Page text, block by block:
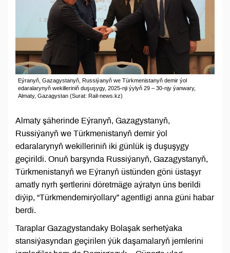
Eýranyň, Gazagystanyň, Russiýanyň we Türkmenistanyň demir ýol
edaralarynyň wekilleriniň duşuşygy, 2025-nji ýylyň 29 – 30-njy ýanwary,
Almaty, Gazagystan (Surat: Rail-news.kz)
Almaty şäherinde Eýranyň, Gazagystanyň,
Russiýanyň we Türkmenistanyň demir ýol
edaralarynyň wekilleriniň iki günlük iş duşuşygy
geçirildi. Onuň barşynda Russiýanyň, Gazagystanyň,
Türkmenistanyň we Eýranyň üstünden göni üstaşyr
amatly nyrh şertlerini döretmäge aýratyn üns berildi
diýip, “Türkmendemirýollary” agentligi anna güni habar
berdi.
Taraplar Gazagystandaky Bolaşak serhetýaka
stansiýasyndan geçirilen ýük daşamalaryň jemlerini